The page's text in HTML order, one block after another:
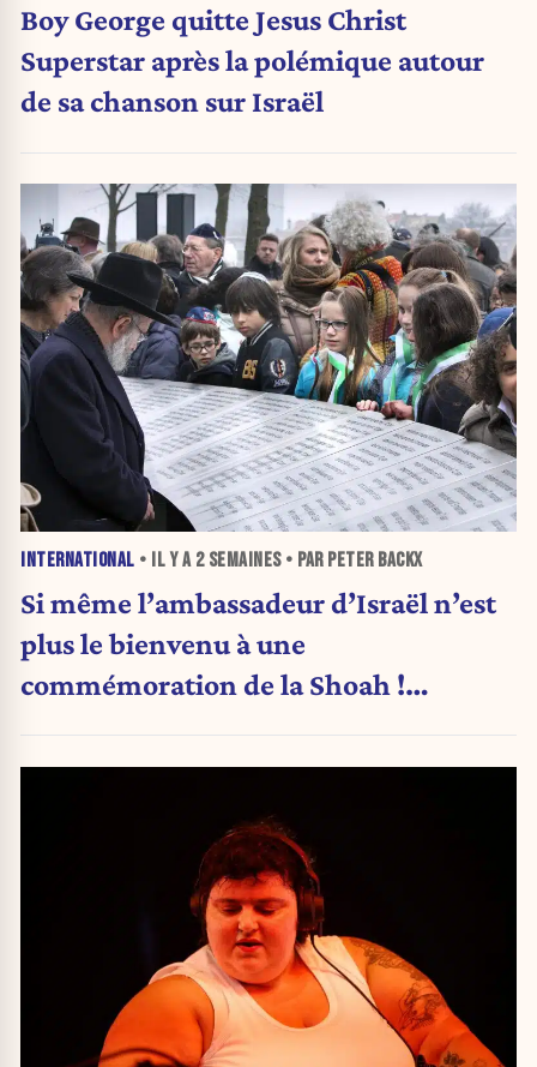
Boy George quitte Jesus Christ
Superstar après la polémique autour
de sa chanson sur Israël
INTERNATIONAL • IL Y A 2 SEMAINES• PAR PETER BACKX
Si même l’ambassadeur d’Israël n’est
plus le bienvenu à une
commémoration de la Shoah !